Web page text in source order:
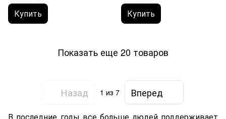
Купить Купить
Показать еще 20 товаров
Назад 1 из 7 Вперед